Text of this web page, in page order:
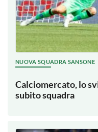
NUOVA SQUADRA SANSONE
Calciomercato, lo
subito squadra